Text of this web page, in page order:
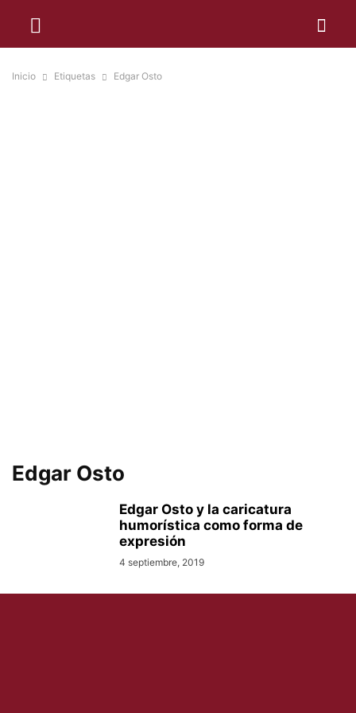
Inicio Etiquetas Edgar Osto
Edgar Osto
Edgar Osto y la caricatura
humorística como forma de
expresión
4 septiembre, 2019